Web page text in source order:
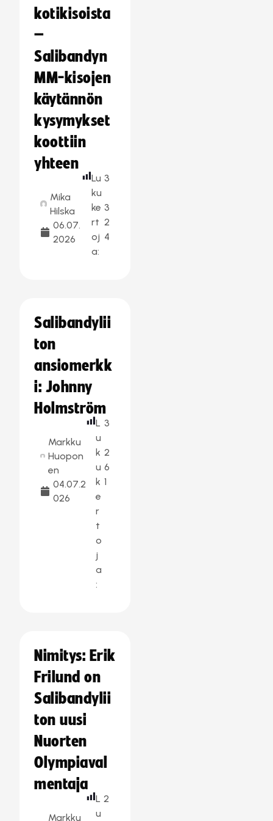
kotikisoista
–
Salibandyn
MM-kisojen
käytännön
kysymykset
koottiin
yhteen
Mika
Hilska
06.07.
2026
Lu
ku
ke
rt
oj
a:
3
3
2
4
Salibandylii
ton
ansiomerkk
i: Johnny
Holmström
Markku
Huopon
en
04.07.2
026
L
u
k
u
k
e
r
t
o
j
a
:
3
2
6
1
Nimitys: Erik
Frilund on
Salibandylii
ton uusi
Nuorten
Olympiaval
mentaja
Markku
L
u
2